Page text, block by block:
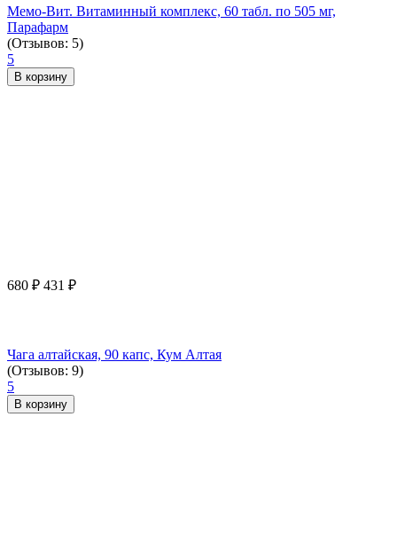
Мемо-Вит. Витаминный комплекс, 60 табл. по 505 мг,
Парафарм
(Отзывов: 5)
5
В корзину
680 ₽ 431 ₽
Чага алтайская, 90 капс, Кум Алтая
(Отзывов: 9)
5
В корзину